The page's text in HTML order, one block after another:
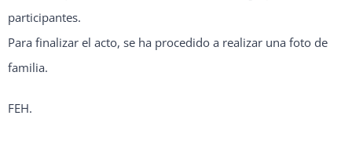
participantes.
Para finalizar el acto, se ha procedido a realizar una foto de
familia.
FEH.